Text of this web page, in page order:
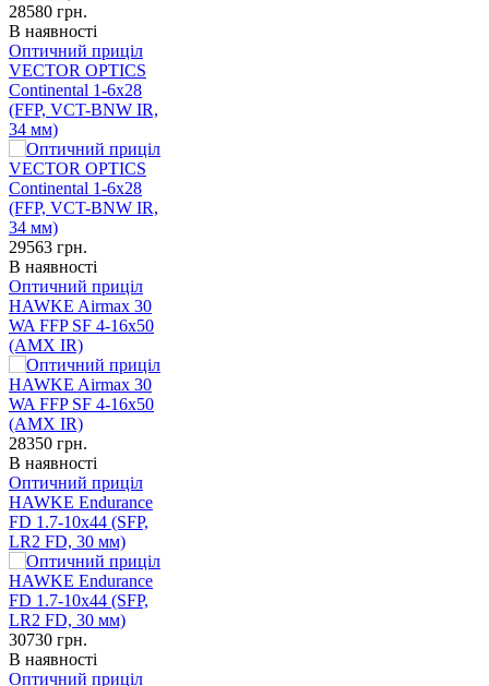
28580 грн.
В наявності
Оптичний приціл
VECTOR OPTICS
Continental 1-6x28
(FFP, VCT-BNW IR,
34 мм)
29563 грн.
В наявності
Оптичний приціл
HAWKE Airmax 30
WA FFP SF 4-16x50
(AMX IR)
28350 грн.
В наявності
Оптичний приціл
HAWKE Endurance
FD 1.7-10x44 (SFP,
LR2 FD, 30 мм)
30730 грн.
В наявності
Оптичний приціл